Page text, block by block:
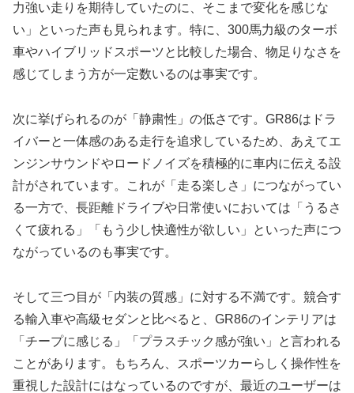
力強い走りを期待していたのに、そこまで変化を感じな
い」といった声も見られます。特に、300馬力級のターボ
車やハイブリッドスポーツと比較した場合、物足りなさを
感じてしまう方が一定数いるのは事実です。
次に挙げられるのが「静粛性」の低さです。GR86はドラ
イバーと一体感のある走行を追求しているため、あえてエ
ンジンサウンドやロードノイズを積極的に車内に伝える設
計がされています。これが「走る楽しさ」につながってい
る一方で、長距離ドライブや日常使いにおいては「うるさ
くて疲れる」「もう少し快適性が欲しい」といった声につ
ながっているのも事実です。
そして三つ目が「内装の質感」に対する不満です。競合す
る輸入車や高級セダンと比べると、GR86のインテリアは
「チープに感じる」「プラスチック感が強い」と言われる
ことがあります。もちろん、スポーツカーらしく操作性を
重視した設計にはなっているのですが、最近のユーザーは